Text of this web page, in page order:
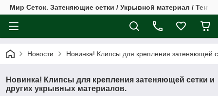
Мир Сеток. Затеняющие сетки / Укрывной материал /
Новости Новинка! Клипсы для крепления затеняющей
Новинка! Клипсы для крепления затеняющей сетки и
других укрывных материалов.